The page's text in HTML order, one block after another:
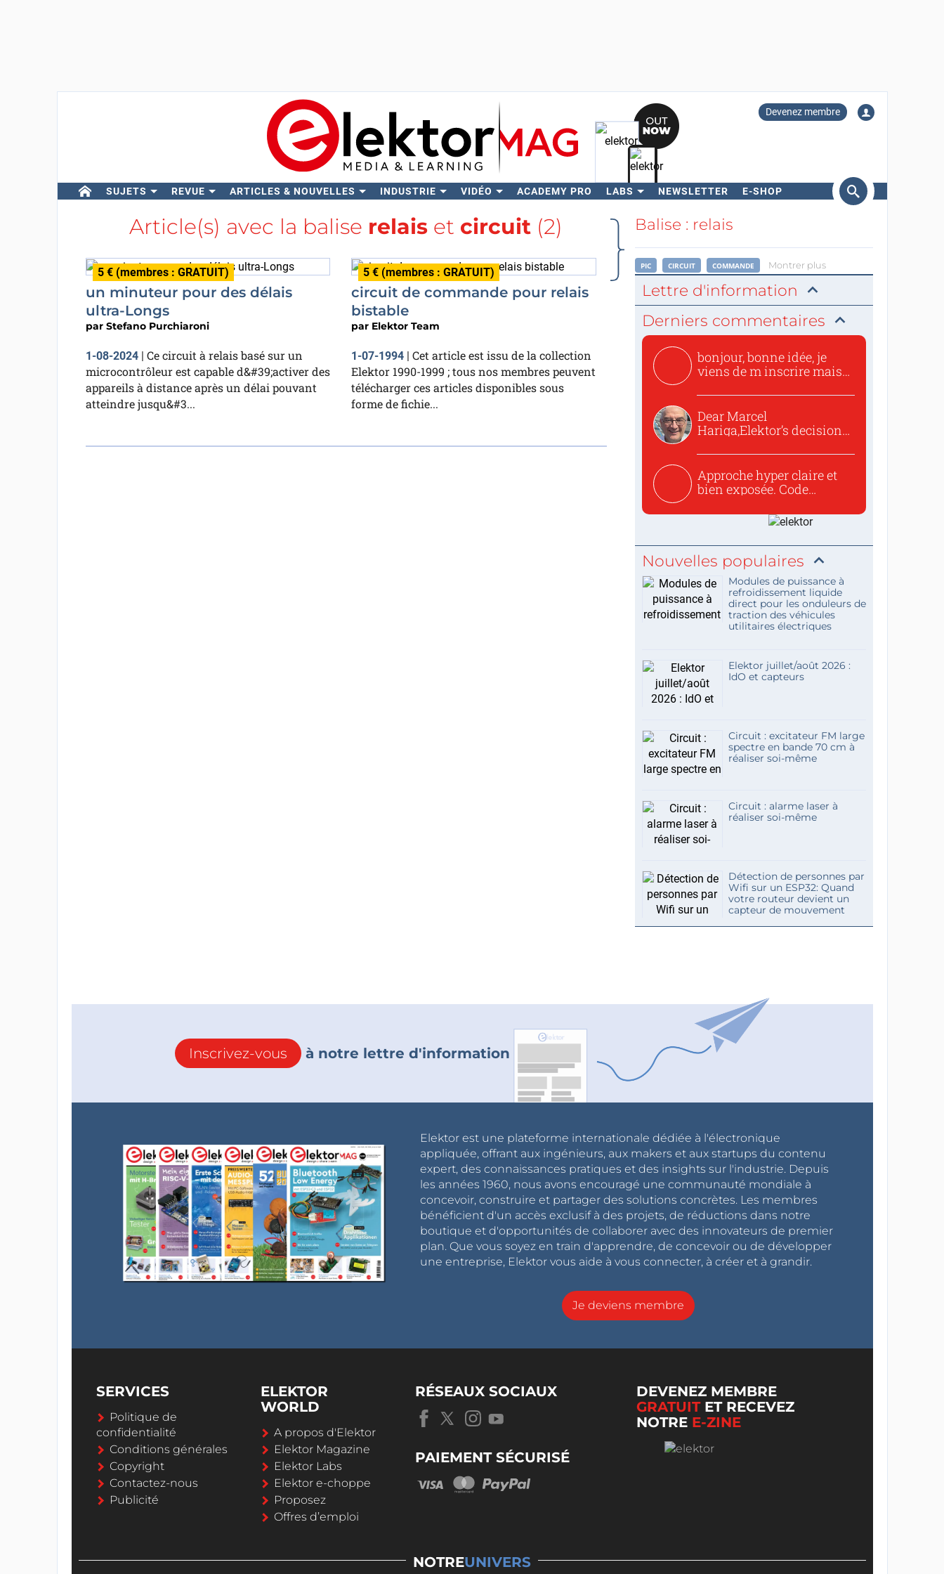
Devenez membre
SUJETS REVUE ARTICLES & NOUVELLES INDUSTRIE VIDÉO ACADEMY PRO LABS NEWSLETTER E-SHOP
Rechercher
Article(s) avec la balise relais et circuit (2)
5 € (membres : GRATUIT)
un minuteur pour des délais
ultra-Longs
par Stefano Purchiaroni
1-08-2024| Ce circuit à relais basé sur un
microcontrôleur est capable d&#39;activer des
appareils à distance après un délai pouvant
atteindre jusqu&#3...
5 € (membres : GRATUIT)
circuit de commande pour relais
bistable
par Elektor Team
1-07-1994 | Cet article est issu de la collection
Elektor 1990-1999 ; tous nos membres peuvent
télécharger ces articles disponibles sous
forme de fichie...
Balise : relais
PIC CIRCUIT COMMANDE Montrer plus
Lettre d'information
Derniers commentaires
bonjour, bonne idée, je
viens de m inscrire mais
Dear Marcel
Hariga,Elektor’s decision
Approche hyper claire et
bien exposée. Code
Nouvelles populaires
Modules de puissance à
refroidissement liquide
direct pour les onduleurs de
traction des véhicules
utilitaires électriques
Elektor juillet/août 2026 :
IdO et capteurs
Circuit : excitateur FM large
spectre en bande 70 cm à
réaliser soi-même
Circuit : alarme laser à
réaliser soi-même
Détection de personnes par
Wifi sur un ESP32: Quand
votre routeur devient un
capteur de mouvement
Inscrivez-vous à notre lettre d'information
Elektor est une plateforme internationale dédiée à l'électronique
appliquée, offrant aux ingénieurs, aux makers et aux startups du contenu
expert, des connaissances pratiques et des insights sur l'industrie. Depuis
les années 1960, nous avons encouragé une communauté mondiale à
concevoir, construire et partager des solutions concrètes. Les membres
bénéficient d'un accès exclusif à des projets, de réductions dans notre
boutique et d'opportunités de collaborer avec des innovateurs de premier
plan. Que vous soyez en train d'apprendre, de concevoir ou de développer
une entreprise, Elektor vous aide à vous connecter, à créer et à grandir.
Je deviens membre
SERVICES
Politique de
confidentialité
Conditions générales
Copyright
Contactez-nous
Publicité
ELEKTOR
WORLD
A propos d'Elektor
Elektor Magazine
Elektor Labs
Elektor e-choppe
Proposez
Offres d’emploi
RÉSEAUX SOCIAUX
PAIEMENT SÉCURISÉ
DEVENEZ MEMBRE
GRATUITET RECEVEZ
NOTRE E-ZINE
NOTREUNIVERS